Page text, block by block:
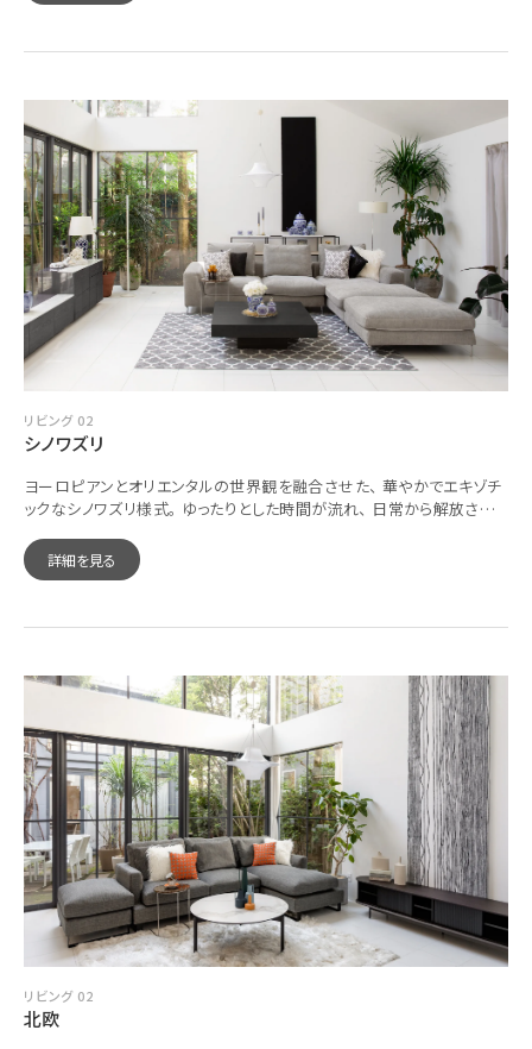
リビング 02
シノワズリ
ヨーロピアンとオリエンタルの世界観を融合させた、 華やかでエキゾチ
ックなシノワズリ様式。 ゆったりとした時間が流れ、 日常から解放され
詳細を見る
リビング 02
北欧